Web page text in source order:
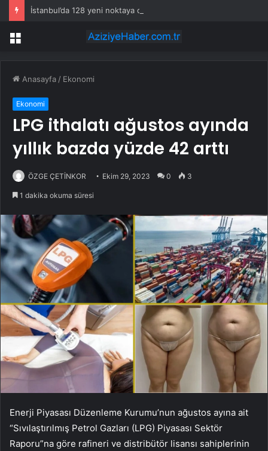
İstanbul’da 128 yeni noktaya daha EDS geliyor
Menü
Anasayfa / Ekonomi
Ekonomi
LPG ithalatı ağustos ayında
yıllık bazda yüzde 42 arttı
ÖZGE ÇETİNKOR Ekim 29, 2023 0 3
1 dakika okuma süresi
Enerji Piyasası Düzenleme Kurumu’nun ağustos ayına ait
“Sıvılaştırılmış Petrol Gazları (LPG) Piyasası Sektör
Raporu”na göre rafineri ve distribütör lisansı sahiplerinin